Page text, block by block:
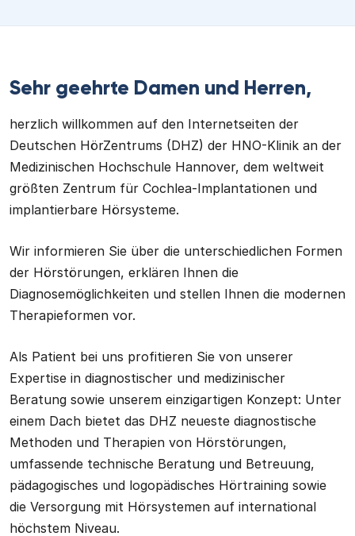
Sehr geehrte Damen und Herren,
herzlich willkommen auf den Internetseiten der
Deutschen HörZentrums (DHZ) der HNO-Klinik an der
Medizinischen Hochschule Hannover, dem weltweit
größten Zentrum für Cochlea-Implantationen und
implantierbare Hörsysteme.
Wir informieren Sie über die unterschiedlichen Formen
der Hörstörungen, erklären Ihnen die
Diagnosemöglichkeiten und stellen Ihnen die modernen
Therapieformen vor.
Als Patient bei uns profitieren Sie von unserer
Expertise in diagnostischer und medizinischer
Beratung sowie unserem einzigartigen Konzept: Unter
einem Dach bietet das DHZ neueste diagnostische
Methoden und Therapien von Hörstörungen,
umfassende technische Beratung und Betreuung,
pädagogisches und logopädisches Hörtraining sowie
die Versorgung mit Hörsystemen auf international
höchstem Niveau.